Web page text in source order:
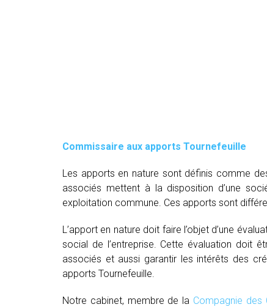
Commissaire aux apports Tournefeuille
Les apports en nature sont définis comme
associés mettent à la disposition d’une
exploitation commune. Ces apports sont
L’apport en nature doit faire l’objet d’une
social de l’entreprise. Cette évaluation doit
associés et aussi garantir les intérêts des
apports Tournefeuille.
Notre cabinet, membre de la Compagnie des